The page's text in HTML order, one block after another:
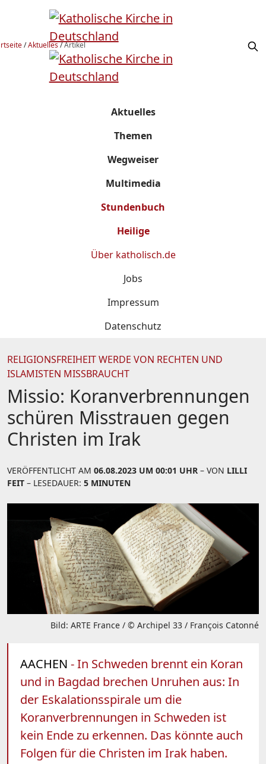
/Aktuelles/Artikel
Aktuelles
Themen
Wegweiser
Multimedia
Stundenbuch
Heilige
Über katholisch.de
Jobs
Impressum
Datenschutz
RELIGIONSFREIHEIT WERDE VON RECHTEN UND
ISLAMISTEN MISSBRAUCHT
Missio: Koranverbrennungen
schüren Misstrauen gegen
Christen im Irak
VERÖFFENTLICHT AM 06.08.2023 UM 00:01 UHR – VON LILLI
FEIT – LESEDAUER: 5 MINUTEN
Bild: ARTE France / © Archipel 33 / François Catonné
AACHEN - In Schweden brennt ein Koran
und in Bagdad brechen Unruhen aus: In
der Eskalationsspirale um die
Koranverbrennungen in Schweden ist
kein Ende zu erkennen. Das könnte auch
Folgen für die Christen im Irak haben.